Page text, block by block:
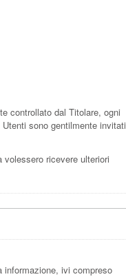
controllato dal Titolare, ogni
sono gentilmente invitati
ricevere ulteriori
informazione, ivi compreso